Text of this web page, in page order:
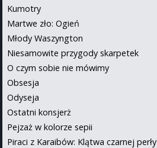
Kumotry
Martwe zło: Ogień
Młody Waszyngton
Niesamowite przygody skarpetek
O czym sobie nie mówimy
Obsesja
Odyseja
Ostatni konsjerż
Pejzaż w kolorze sepii
Piraci z Karaibów: Klątwa czarnej perły